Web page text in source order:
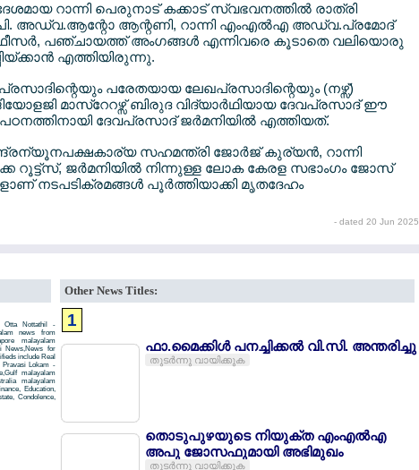
റാന്നി പെരുനാട് കക്കാട് സ്വഭവനത്തില്‍ രാത്രി
അഡ്വ.ആന്റോ ആന്റണി, റാന്നി എംഎല്‍എ അഡ്വ.പ്രമോദ്
പഞ്ചായത്ത് അംഗങ്ങള്‍ എന്നിവരെ കൂടാതെ വലിയൊരു
എത്തിയിരുന്നു.
പരേതയായ ലേഖപ്രസാദിന്റെയും (നഴ്സ്)
മാസ്റേറഴ്സ് ബിരുദ വിദ്യാര്‍ഥിയായ ദേവപ്രസാദ് ഈ
ദേവപ്രസാദ് ജര്‍മനിയില്‍ എത്തിയത്.
സഹമന്ത്രി ജോര്‍ജ് കുര്യന്‍, റാന്നി
ജര്‍മനിയില്‍ നിന്നുള്ള ലോക കേരള സഭാംഗം ജോസ്
നടപടിക്രമങ്ങള്‍ പൂര്‍ത്തിയാക്കി മൃതദേഹം
- dated 20 Jun 2025
- Otta Nottathil -
news from
malayalam
News,News for
include Real
Pravasi Lokam -
malayalam
malayalam
Education,
Condolence,
Other News Titles:
1
ഫാ.മൈക്കിള്‍ പനച്ചിക്കല്‍ വി.സി. അന്തരിച്ചു
തുടര്‍ന്നു വായിക്കുക
തൊടുപുഴയുടെ നിയുക്ത എംഎല്‍എ
അപു ജോസഫുമായി അഭിമുഖം
തുടര്‍ന്നു വായിക്കുക